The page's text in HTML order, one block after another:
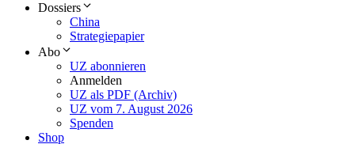
Dossiers
China
Strategiepapier
Abo
UZ abonnieren
Anmelden
UZ als PDF (Archiv)
UZ vom 7. August 2026
Spenden
Shop